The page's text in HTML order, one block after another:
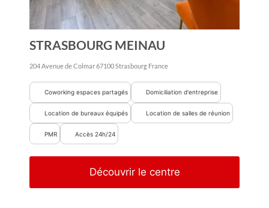
STRASBOURG MEINAU
204 Avenue de Colmar67100Strasbourg France
Coworking espaces partagés Domiciliation d'entreprise
Location de bureaux équipés Location de salles de réunion
PMR Accès 24h/24
Découvrir le centre